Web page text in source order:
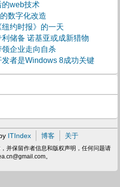
的web技术
数字化改造
约时报》的一天
储备 诺基亚或成新猎物
企业走向自杀
发者是Windows 8成功关键
ITIndex 博客 关于
并保留作者信息和版权声明，任何问题请
。